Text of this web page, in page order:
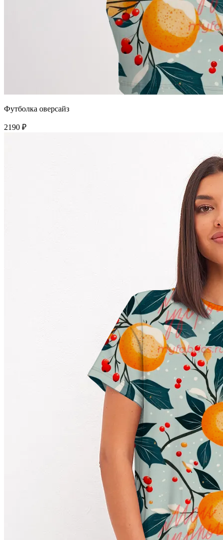
Футболка оверсайз
2190 ₽